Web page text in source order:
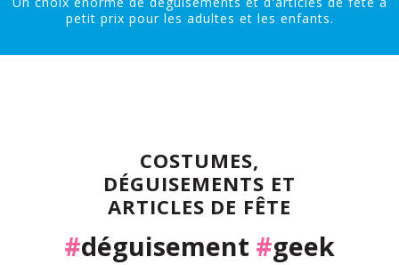
petit prix pour les adultes et les enfants.
COSTUMES,
DÉGUISEMENTS ET
ARTICLES DE FÊTE
#déguisement #geek